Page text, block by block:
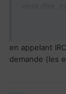
en appelant
demande (les